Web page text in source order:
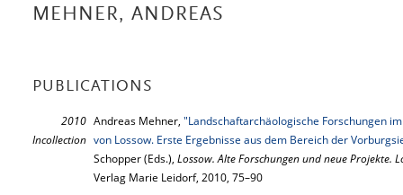
MEHNER, ANDREAS
PUBLICATIONS
2010
Incollection
Andreas Mehner, "Landschaftarchäologische Forschungen
von Lossow. Erste Ergebnisse aus dem Bereich der
Schopper (Eds.), Lossow. Alte Forschungen und neue Projekte.
Verlag Marie Leidorf, 2010, 75–90